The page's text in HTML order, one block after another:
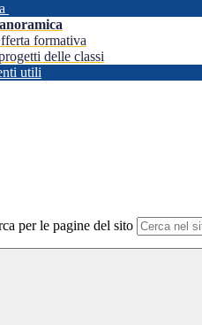
formativa
delle classi
utili
per le pagine del sito